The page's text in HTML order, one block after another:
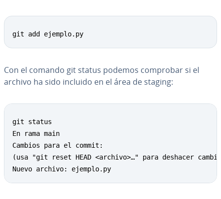
git add ejemplo.py
Con el comando git status podemos comprobar si el
archivo ha sido incluido en el área de staging:
git status
En rama main
Cambios para el commit:
(usa "git reset HEAD <archivo>…" para deshacer
Nuevo archivo: ejemplo.py